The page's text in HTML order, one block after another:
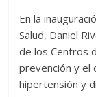
En la
Salud, Daniel
de los Centros
prevención y el
hipertensión y